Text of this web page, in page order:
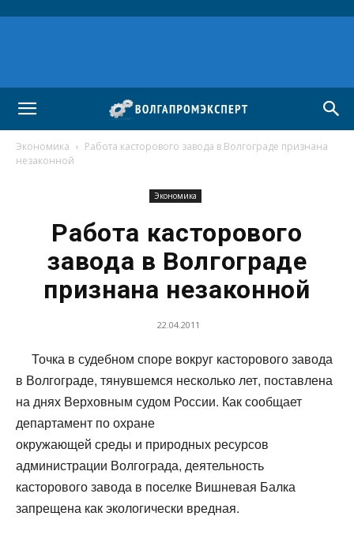
Экономика
Работа касторового завода в Волгограде признана
незаконной
Экономика
Работа касторового
завода в Волгограде
признана незаконной
22.04.2011
Точка в судебном споре вокруг касторового завода
в Волгограде, тянувшемся несколько лет, поставлена
на днях Верховным судом России. Как сообщает
департамент по охране
окружающей среды и природных ресурсов
администрации Волгограда, деятельность
касторового завода в поселке Вишневая Балка
запрещена как экологически вредная.